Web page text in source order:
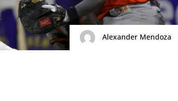
Alexander Mendoza